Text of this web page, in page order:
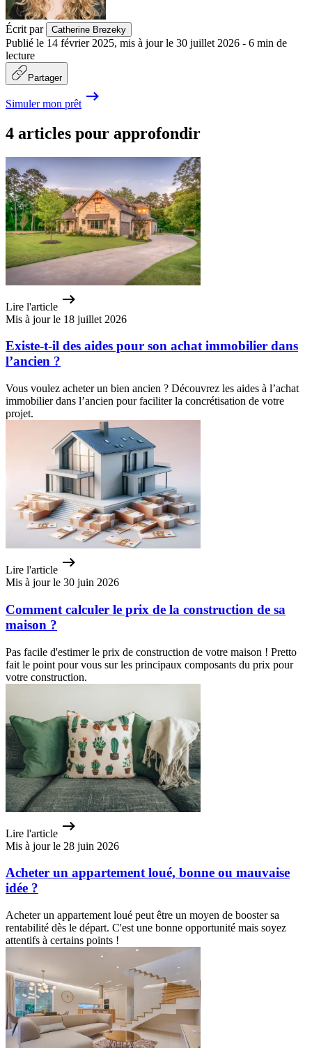
Écrit par Catherine Brezeky
Publié le 14 février 2025, mis à jour le 30 juillet 2026 - 6 min de
lecture
Partager
Simuler mon prêt
4 articles pour approfondir
Lire l'article
Mis à jour le 18 juillet 2026
Existe-t-il des aides pour son achat immobilier dans
l’ancien ?
Vous voulez acheter un bien ancien ? Découvrez les aides à l’achat
immobilier dans l’ancien pour faciliter la concrétisation de votre
projet.
Lire l'article
Mis à jour le 30 juin 2026
Comment calculer le prix de la construction de sa
maison ?
Pas facile d'estimer le prix de construction de votre maison ! Pretto
fait le point pour vous sur les principaux composants du prix pour
votre construction.
Lire l'article
Mis à jour le 28 juin 2026
Acheter un appartement loué, bonne ou mauvaise
idée ?
Acheter un appartement loué peut être un moyen de booster sa
rentabilité dès le départ. C'est une bonne opportunité mais soyez
attentifs à certains points !